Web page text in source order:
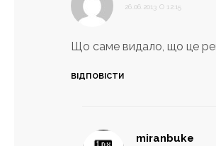
26.06.2013 О 12:15
Що саме видало, що це
ВІДПОВІСТИ
miranbuke